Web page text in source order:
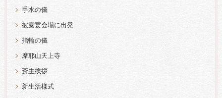
手水の儀
披露宴会場に出発
指輪の儀
摩耶山天上寺
斎主挨拶
新生活様式